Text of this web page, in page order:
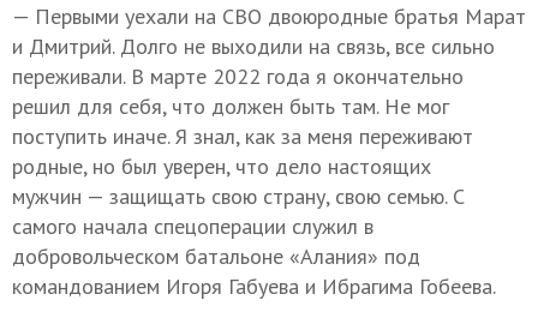
— Первыми уехали на СВО двоюродные братья Марат
и Дмитрий. Долго не выходили на связь, все сильно
переживали. В марте 2022 года я окончательно
решил для себя, что должен быть там. Не мог
поступить иначе. Я знал, как за меня переживают
родные, но был уверен, что дело настоящих
мужчин — защищать свою страну, свою семью. С
самого начала спецоперации служил в
добровольческом батальоне «Алания» под
командованием Игоря Габуева и Ибрагима Гобеева.